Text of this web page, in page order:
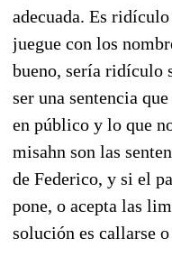
adecuada. Es
juegue con los
bueno, sería ridículo
ser una sentencia
en público y lo que
misahn son las
de Federico, y si el
pone, o acepta las
solución es callarse